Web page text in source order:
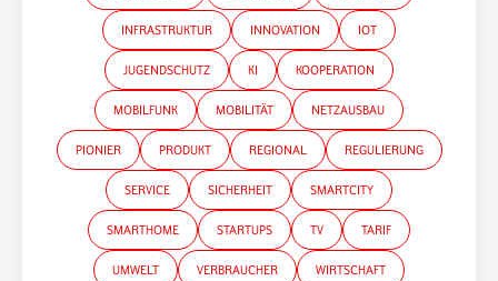
*Gender-Hinweis
INFRASTRUKTUR INNOVATION IOT
JUGENDSCHUTZ KI KOOPERATION
MOBILFUNK MOBILITÄT NETZAUSBAU
PIONIER PRODUKT REGIONAL REGULIERUNG
SERVICE SICHERHEIT SMARTCITY
SMARTHOME STARTUPS TV TARIF
UMWELT VERBRAUCHER WIRTSCHAFT